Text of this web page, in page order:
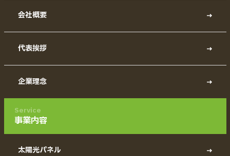
会社概要
代表挨拶
企業理念
Service
事業内容
太陽光パネル